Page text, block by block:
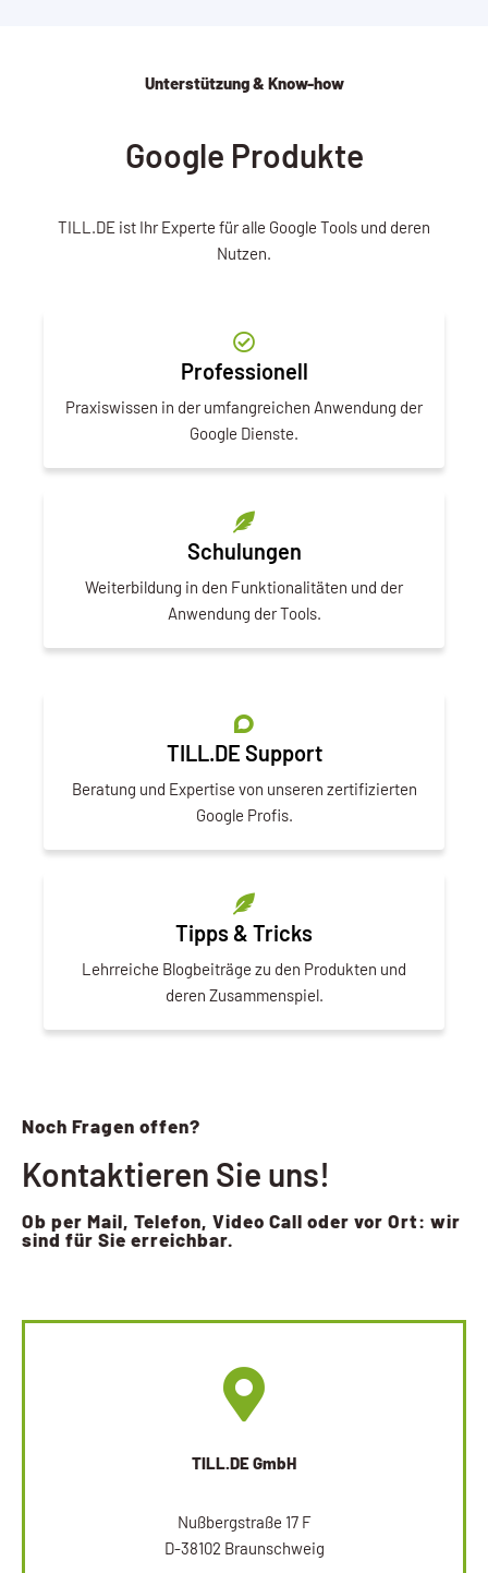
Unterstützung & Know-how
Google Produkte
TILL.DE ist Ihr Experte für alle Google Tools und deren
Nutzen.
Professionell
Praxiswissen in der umfangreichen Anwendung der
Google Dienste.
Schulungen
Weiterbildung in den Funktionalitäten und der
Anwendung der Tools.
TILL.DE Support
Beratung und Expertise von unseren zertifizierten
Google Profis.
Tipps & Tricks
Lehrreiche Blogbeiträge zu den Produkten und
deren Zusammenspiel.
Noch Fragen offen?
Kontaktieren Sie uns!
Ob per Mail, Telefon, Video Call oder vor Ort: wir
sind für Sie erreichbar.
TILL.DE GmbH
Nußbergstraße 17 F
D-38102 Braunschweig